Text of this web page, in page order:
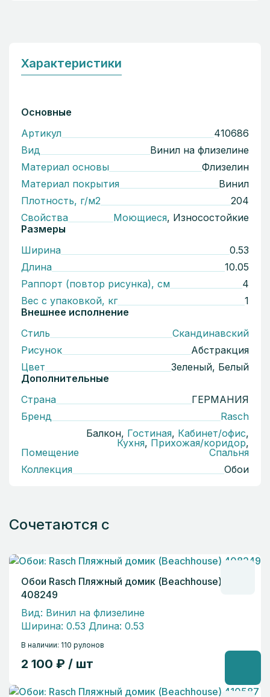
Характеристики
Основные
Артикул
410686
Вид
Винил на флизелине
Материал основы
Флизелин
Материал покрытия
Винил
Плотность, г/м2
204
Свойства
Моющиеся, Износостойкие
Размеры
Ширина
0.53
Длина
10.05
Раппорт (повтор рисунка), см
4
Вес с упаковкой, кг
1
Внешнее исполнение
Стиль
Скандинавский
Рисунок
Абстракция
Цвет
Зеленый, Белый
Дополнительные
Страна
ГЕРМАНИЯ
Бренд
Rasch
Помещение
Балкон, Гостиная, Кабинет/офис,
Кухня, Прихожая/коридор,
Спальня
Коллекция
Обои
Сочетаются с
Обои Rasch Пляжный домик (Beachhouse)
408249
Вид: Винил на флизелине
Ширина: 0.53 Длина: 0.53
В наличии: 110 рулонов
2 100 ₽ / шт